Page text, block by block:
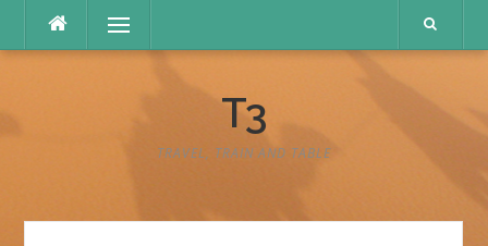
テ
メニュー
T3
TRAVEL, TRAIN AND TABLE